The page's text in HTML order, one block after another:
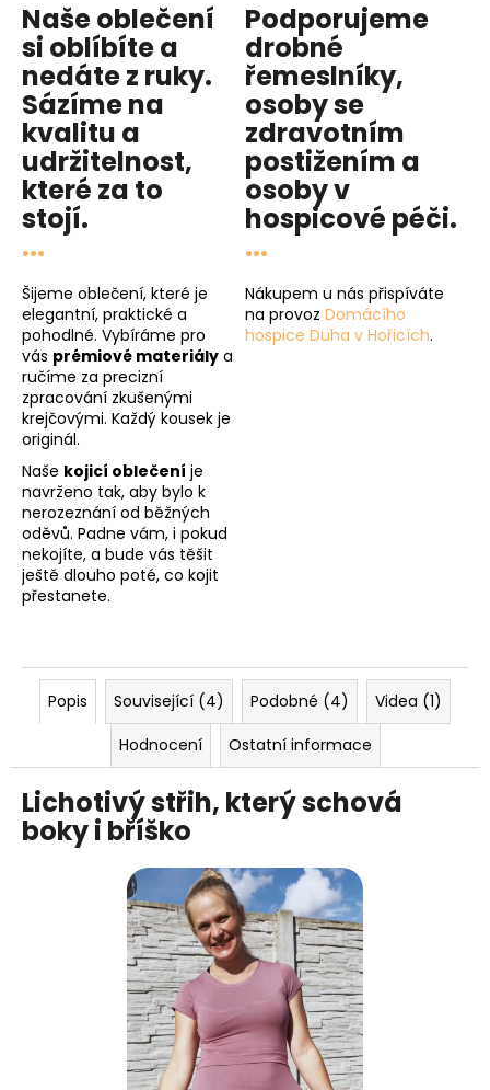
Naše oblečení
si oblíbíte a
nedáte z ruky.
Sázíme na
kvalitu a
udržitelnost,
které za to
stojí.
...
Šijeme oblečení, které je
elegantní, praktické a
pohodlné. Vybíráme pro
vás prémiové materiály a
ručíme za precizní
zpracování zkušenými
krejčovými. Každý kousek je
originál.
Naše kojicí oblečení je
navrženo tak, aby bylo k
nerozeznání od běžných
oděvů. Padne vám, i pokud
nekojíte, a bude vás těšit
ještě dlouho poté, co kojit
přestanete.
Podporujeme
drobné
řemeslníky,
osoby se
zdravotním
postižením a
osoby v
hospicové péči.
...
Nákupem u nás přispíváte
na provoz Domácího
hospice Duha v Hořicích.
Popis Související (4) Podobné (4)
Videa (1)
Hodnocení
Ostatní informace
Lichotivý střih, který schová
boky i bříško